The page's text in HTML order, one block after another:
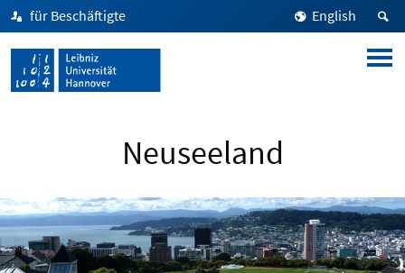
für Beschäftigte English
Neuseeland